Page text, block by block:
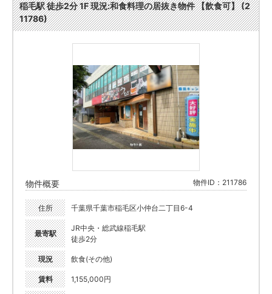
稲毛駅 徒歩2分 1F 現況:和食料理の居抜き物件 【飲食可】 (2
11786)
物件概要 物件ID：211786
住所 千葉県千葉市稲毛区小仲台二丁目6-4
最寄駅
JR中央・総武線稲毛駅
徒歩2分
現況 飲食(その他)
賃料 1,155,000円